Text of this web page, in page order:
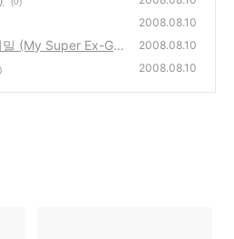
2008.08.10
(My Super Ex-Girl
2008.08.10
2008.08.10